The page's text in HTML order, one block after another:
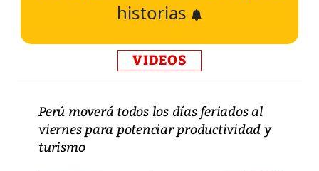
historias
VIDEOS
Perú moverá todos los días feriados al
viernes para potenciar productividad y
turismo